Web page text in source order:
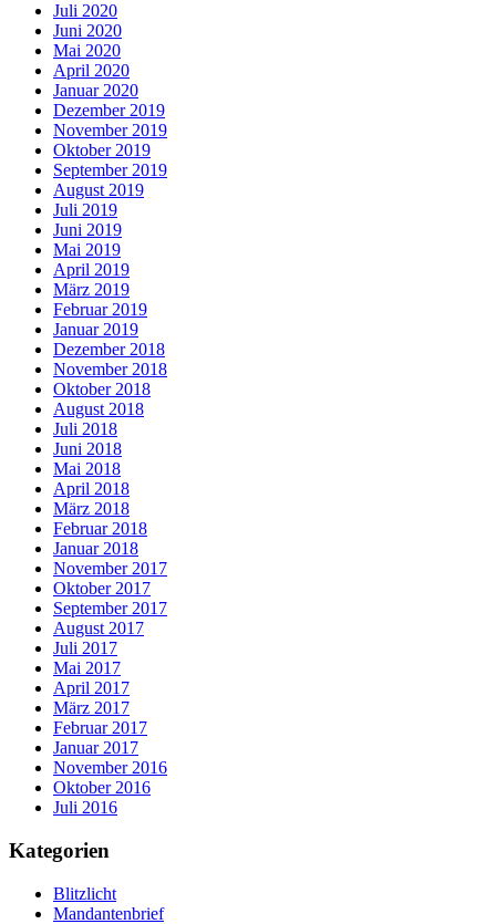
Juli 2020
Juni 2020
Mai 2020
April 2020
Januar 2020
Dezember 2019
November 2019
Oktober 2019
September 2019
August 2019
Juli 2019
Juni 2019
Mai 2019
April 2019
März 2019
Februar 2019
Januar 2019
Dezember 2018
November 2018
Oktober 2018
August 2018
Juli 2018
Juni 2018
Mai 2018
April 2018
März 2018
Februar 2018
Januar 2018
November 2017
Oktober 2017
September 2017
August 2017
Juli 2017
Mai 2017
April 2017
März 2017
Februar 2017
Januar 2017
November 2016
Oktober 2016
Juli 2016
Kategorien
Blitzlicht
Mandantenbrief